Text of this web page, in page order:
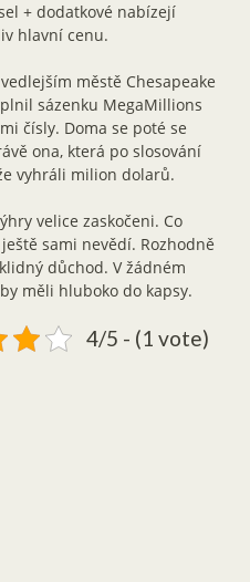
+ dodatkové nabízejí
hlavní cenu.
městě Chesapeake
sázenku MegaMillions
čísly. Doma se poté se
ona, která po slosování
vyhráli milion dolarů.
velice zaskočeni. Co
sami nevědí. Rozhodně
důchod. V žádném
měli hluboko do kapsy.
4/5 - (1 vote)